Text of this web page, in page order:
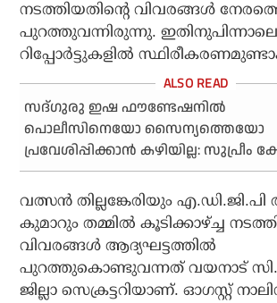
നടത്തിയതിന്റെ വിവരങ്ങൾ
പുറത്തുവന്നിരുന്നു.
റിപ്പോർട്ടുകളിൽ
സദ്ഗുരു ഇഷ ഫൗണ്ടേഷനില്‍
പൊലീസിനെയോ സൈന്യത്തെയോ
പ്രവേശിപ്പിക്കാന്‍ കഴിയില്ല: സുപ്രീം
വത്സന്‍ തില്ലങ്കേരിയും
കുമാറും തമ്മില്‍ കൂടിക്കാഴ്ച്ച
വിവരങ്ങള്‍ ആദ്യഘട്ടത്തില്‍
പുറത്തുകൊണ്ടുവന്നത് വയനാട്
ജില്ലാ സെക്രട്ടറിയാണ്. ഓഗസ്റ്റ്